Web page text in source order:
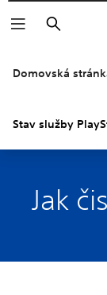
Vyhledat
Domovská
Stav služby
Jak